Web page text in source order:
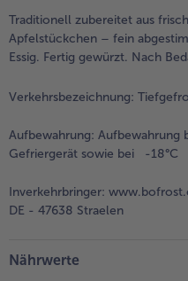
Traditionell zubereitet aus
Apfelstückchen – fein
Essig. Fertig gewürzt. Nach
Verkehrsbezeichnung:
Aufbewahrung: Aufbewahrung
Gefriergerät sowie bei -18°C
Inverkehrbringer:
DE - 47638 Straelen
Nährwerte